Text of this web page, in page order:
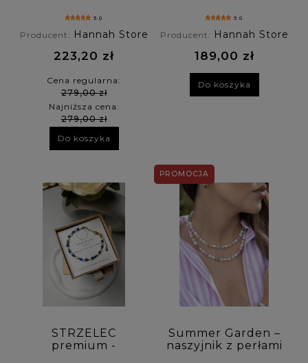
labradoryt, lapis
5.0
Producent: Hannah Store
223,20 zł
Cena regularna:
279,00 zł
Najniższa cena:
279,00 zł
Do koszyka
zodiaku -
lazuli, opal
5.0
Producent: Hannah Store
189,00 zł
Do koszyka
STRZELEC
premium -
Summer Garden –
naszyjnik z perłami
PROMOCJA